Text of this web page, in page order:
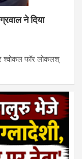
ने दिया
श्वोकल फॉर लोकलश्